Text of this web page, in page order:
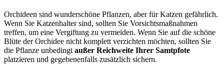
Orchideen sind wunderschöne Pflanzen, aber für Katzen gefährlich.
Wenn Sie Katzenhalter sind, sollten Sie Vorsichtsmaßnahmen
treffen, um eine Vergiftung zu vermeiden. Wenn Sie auf die schöne
Blüte der Orchidee nicht komplett verzichten möchten, sollten Sie
die Pflanze unbedingt außer Reichweite Ihrer Samtpfote
platzieren und gegebenenfalls zusätzlich sichern.